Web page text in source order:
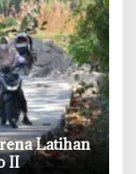
Latihan
II